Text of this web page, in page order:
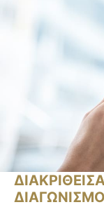
ΔΙΑΓΩΝΙΣΜΟΥ